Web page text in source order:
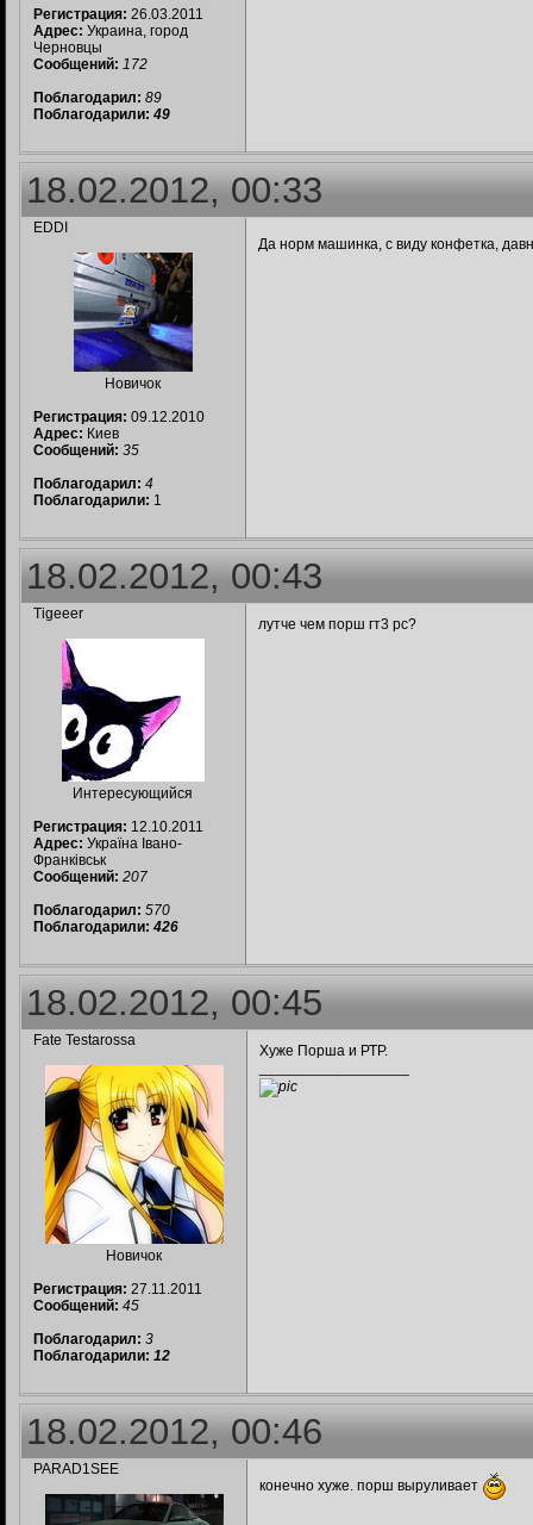
Регистрация: 26.03.2011
Адрес: Украина, город
Черновцы
Сообщений: 172
Поблагодарил: 89
Поблагодарили: 49
18.02.2012, 00:33
EDDI
Новичок
Регистрация: 09.12.2010
Адрес: Киев
Сообщений: 35
Поблагодарил: 4
Поблагодарили: 1
Да норм машинка, с виду конфетка,
18.02.2012, 00:43
Tigeeer
Интересующийся
Регистрация: 12.10.2011
Адрес: Україна Івано-
Франківськ
Сообщений: 207
Поблагодарил: 570
Поблагодарили: 426
лутче чем порш гт3 рс?
18.02.2012, 00:45
Fate Testarossa
Новичок
Регистрация: 27.11.2011
Сообщений: 45
Поблагодарил: 3
Поблагодарили: 12
Хуже Порша и РТР.
18.02.2012, 00:46
PARAD1SEE
конечно хуже. порш выруливает